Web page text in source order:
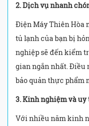
2. Dịch vụ nhanh
Điện Máy Thiên Hòa
tủ lạnh của bạn bị
nghiệp sẽ đến kiểm
gian ngắn nhất. Điều
bảo quản thực phẩm
3. Kinh nghiệm và uy
Với nhiều năm kinh